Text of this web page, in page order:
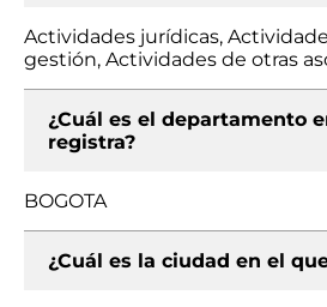
Actividades jurídicas,
gestión, Actividades de otras
¿Cuál es el departamento
registra?
BOGOTA
¿Cuál es la ciudad en el